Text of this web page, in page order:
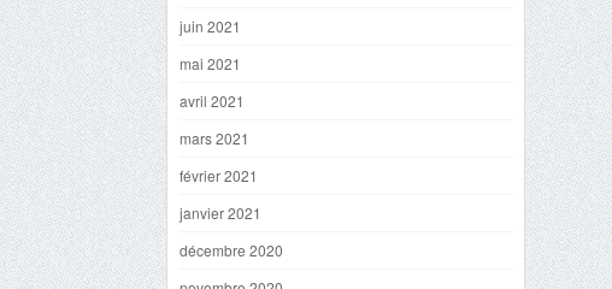
juin 2021
mai 2021
avril 2021
mars 2021
février 2021
janvier 2021
décembre 2020